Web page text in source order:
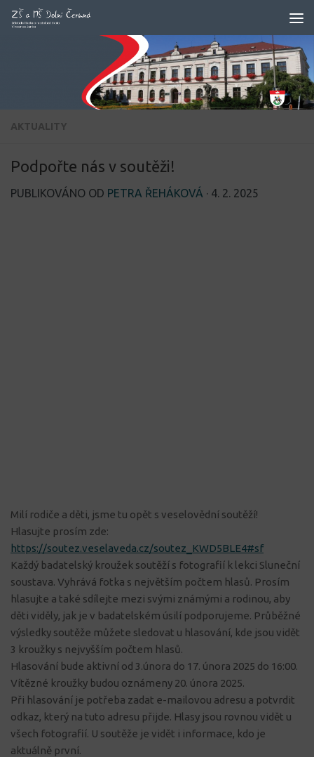
Skip to content
AKTUALITY
Podpořte nás v soutěži!
PUBLIKOVÁNO OD PETRA ŘEHÁKOVÁ · 4. 2. 2025
Milí rodiče a děti, jsme tu opět s veselovědní soutěží!
Hlasujte prosím zde:
https://soutez.veselaveda.cz/soutez_KWD5BLE4#sf
Každý badatelský kroužek soutěží s fotografií k lekci Sluneční
soustava. Vyhrává fotka s největším počtem hlasů. Prosím
hlasujte a také sdílejte mezi svými známými a rodinou, aby
děti viděly, jak je v badatelském úsilí podporujeme. Průběžné
výsledky soutěže můžete sledovat u hlasování, kde jsou vidět
3 kroužky s nejvyšším počtem hlasů.
Hlasování bude aktivní od 3.února do 17. února 2025 do 16:00.
Vítězné kroužky budou oznámeny 20. února 2025.
Při hlasování je potřeba zadat e-mailovou adresu a potvrdit
odkaz, který na tuto adresu přijde. Hlasy jsou rovnou vidět u
všech fotografií. U soutěže je vidět i informace, kdo je
aktuálně první.